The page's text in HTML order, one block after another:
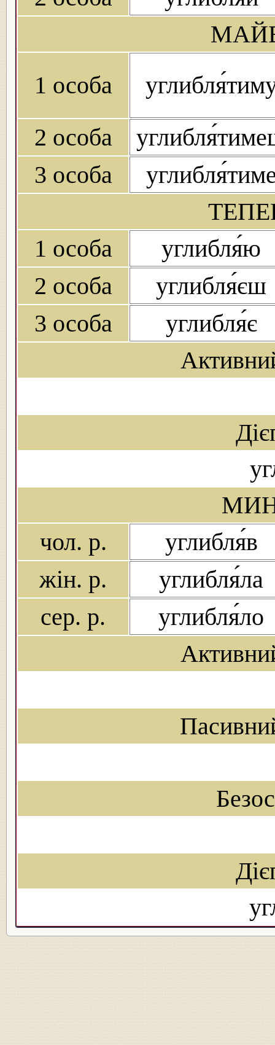
1 особа
2 особа
3 особа
1 особа
углибля́ю
2 особа
углибля́єш
3 особа
углибля́є
чол. р.
углибля́в
жін. р.
углибля́ла
сер. р.
углибля́ло